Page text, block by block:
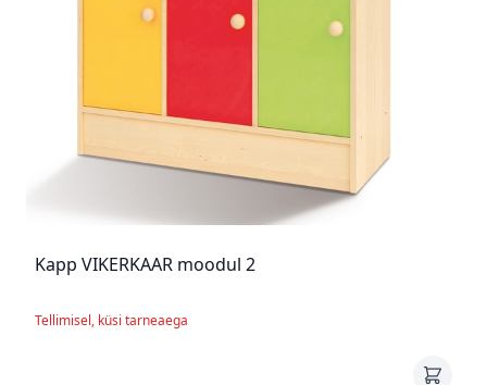
Kapp VIKERKAAR moodul 2
Tellimisel, küsi tarneaega